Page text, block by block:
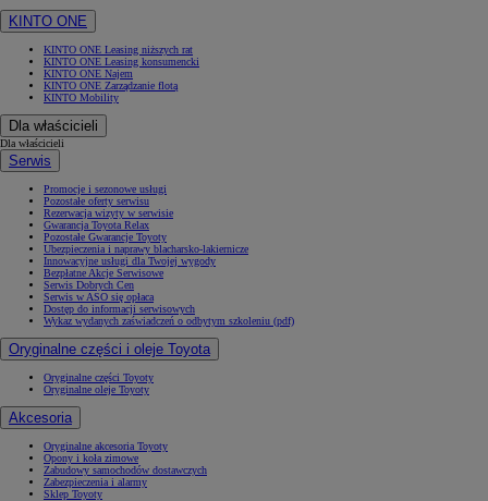
KINTO ONE
KINTO ONE Leasing niższych rat
KINTO ONE Leasing konsumencki
KINTO ONE Najem
KINTO ONE Zarządzanie flotą
KINTO Mobility
Dla właścicieli
Dla właścicieli
Serwis
Promocje i sezonowe usługi
Pozostałe oferty serwisu
Rezerwacja wizyty w serwisie
Gwarancja Toyota Relax
Pozostałe Gwarancje Toyoty
Ubezpieczenia i naprawy blacharsko-lakiernicze
Innowacyjne usługi dla Twojej wygody
Bezpłatne Akcje Serwisowe
Serwis Dobrych Cen
Serwis w ASO się opłaca
Dostęp do informacji serwisowych
Wykaz wydanych zaświadczeń o odbytym szkoleniu (pdf)
Oryginalne części i oleje Toyota
Oryginalne części Toyoty
Oryginalne oleje Toyoty
Akcesoria
Oryginalne akcesoria Toyoty
Opony i koła zimowe
Zabudowy samochodów dostawczych
Zabezpieczenia i alarmy
Sklep Toyoty